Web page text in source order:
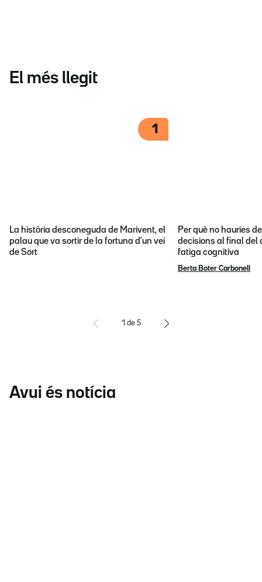
El més llegit
1
La història desconeguda de Marivent, el
palau que va sortir de la fortuna d'un veí
de Sort
Per què no hauries
decisions al final del
fatiga cognitiva
Berta Boter Carbonell
1 de 5
Avui és notícia